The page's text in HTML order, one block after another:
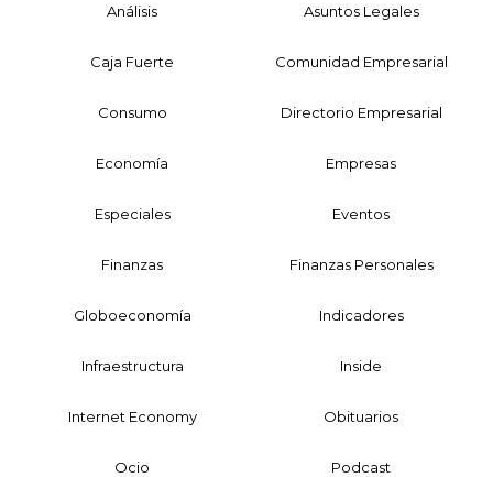
Análisis Asuntos Legales
Caja Fuerte Comunidad Empresarial
Consumo Directorio Empresarial
Economía Empresas
Especiales Eventos
Finanzas Finanzas Personales
Globoeconomía Indicadores
Infraestructura Inside
Internet Economy Obituarios
Ocio Podcast